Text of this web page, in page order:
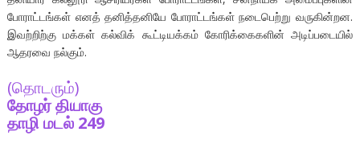
போராட்டங்கள் எனத் தனித்தனியே போராட்டங்கள் நடைபெற்று வருகின்றன.
இவற்றிற்கு மக்கள் கல்விக் கூட்டியக்கம் கோரிக்கைகளின் அடிப்படையில்
ஆதரவை நல்கும்.
(தொடரும்)
தோழர் தியாகு
தாழி மடல் 249